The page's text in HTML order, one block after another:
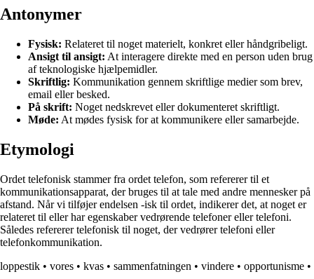
Antonymer
Fysisk: Relateret til noget materielt, konkret eller håndgribeligt.
Ansigt til ansigt: At interagere direkte med en person uden brug
af teknologiske hjælpemidler.
Skriftlig: Kommunikation gennem skriftlige medier som brev,
email eller besked.
På skrift: Noget nedskrevet eller dokumenteret skriftligt.
Møde: At mødes fysisk for at kommunikere eller samarbejde.
Etymologi
Ordet telefonisk stammer fra ordet telefon, som refererer til et
kommunikationsapparat, der bruges til at tale med andre mennesker på
afstand. Når vi tilføjer endelsen -isk til ordet, indikerer det, at noget er
relateret til eller har egenskaber vedrørende telefoner eller telefoni.
Således refererer telefonisk til noget, der vedrører telefoni eller
telefonkommunikation.
loppestik • vores • kvas • sammenfatningen • vindere • opportunisme •